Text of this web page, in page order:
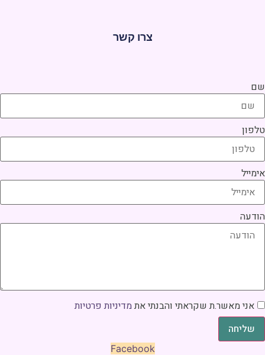
צרו קשר
שם
טלפון
אימייל
הודעה
אני מאשר.ת שקראתי והבנתי אתמדיניות פרטיות
שליחה
Facebook